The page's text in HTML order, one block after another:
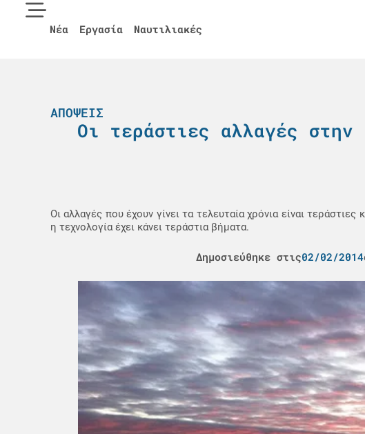
Νέα Εργασία Ναυτιλιακές
ΑΠΌΨΕΙΣ
Οι τεράστιες αλλαγές
Οι αλλαγές που έχουν γίνει τα τελευταία χρόνια είναι
η τεχνολογία έχει κάνει τεράστια βήματα.
Δημοσιεύθηκε στις02/02/2014